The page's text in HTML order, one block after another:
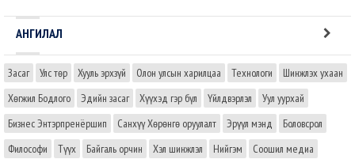
АНГИЛАЛ
Засаг Улс төр Хууль эрхзүй Олон улсын харилцаа Технологи
Шинжлэх ухаан
Хөгжил Бодлого
Эдийн засаг Хүүхэд гэр бүл Үйлдвэрлэл
Уул уурхай
Бизнес Энтэрпренёршип
Санхүү Хөрөнгө оруулалт Эрүүл мэнд
Боловсрол
Философи
Түүх Байгаль орчин Хэл шинжлэл Нийгэм
Соошил медиа